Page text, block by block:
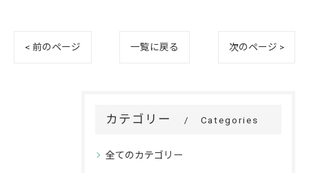
< 前のページ 一覧に戻る 次のページ >
カテゴリー Categories
全てのカテゴリー